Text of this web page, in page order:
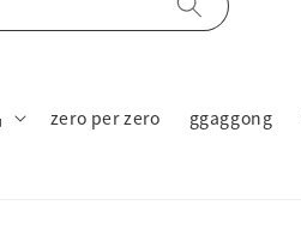
zero per zero ggaggong